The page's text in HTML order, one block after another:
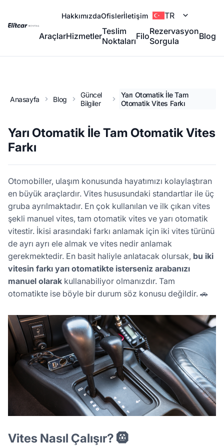
HakkımızdaOfislerİletişim TR
AraçlarHizmetlerTeslim
NoktalarıFiloRezervasyon
Sorgula
Blog
Anasayfa Blog
Güncel
Bilgiler
Yarı Otomatik İle Tam
Otomatik Vites Farkı
Yarı Otomatik İle Tam Otomatik Vites
Farkı
Otomobiller, ulaşım konusunda hayatımızı kolaylaştıran
en büyük araçlardır. Vites hususundaki standartlar ile üç
gruba ayrılmaktadır. En çok kullanılan ve ilk çıkan vites
şekli manuel vites, tam otomatik vites ve yarı otomatik
vitestir. İkisi arasındaki farkı anlamak için iki vites türünü
de ayrı ayrı ele almak ve vites nedir anlamak
gerekmektedir. En basit haliyle anlatacak olursak, bu iki
vitesin farkı yarı otomatikte isterseniz arabanızı
manuel olarak kullanabiliyor olmanızdır. Tam
otomatikte ise böyle bir durum söz konusu değildir. 🚗
Vites Nasıl Çalışır? 🛞